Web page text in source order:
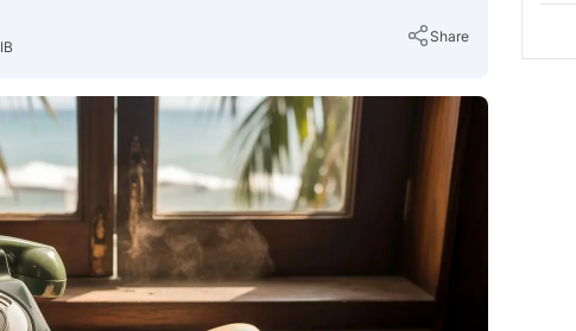
Share
Copy Link